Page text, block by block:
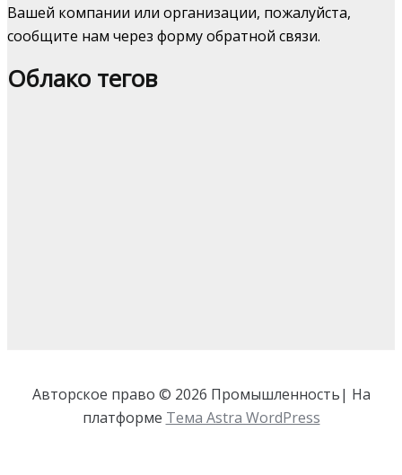
Вашей компании или организации, пожалуйста,
сообщите нам через форму обратной связи.
Облако тегов
Авторское право © 2026 Промышленность| На
платформе Тема Astra WordPress